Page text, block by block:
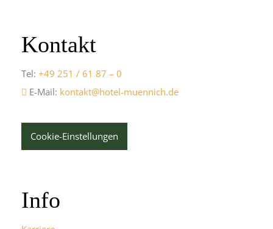
Kontakt
Tel: +49 251 / 61 87 – 0
E-Mail: kontakt@hotel-muennich.de
Cookie-Einstellungen
Info